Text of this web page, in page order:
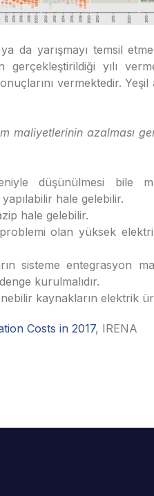
da yarışmayı temsil
gerçekleştirildiği yılı
vermektedir.
maliyetlerinin azalması
düşünülmesi bile
hale gelebilir.
hale gelebilir.
olan yüksek
sisteme entegrasyon
kurulmalıdır.
kaynakların elektrik
Costs in 2017, IRENA